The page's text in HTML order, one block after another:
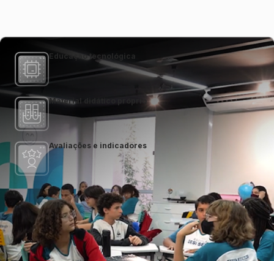
Educação tecnológica
Material didático próprio
Avaliações e indicadores